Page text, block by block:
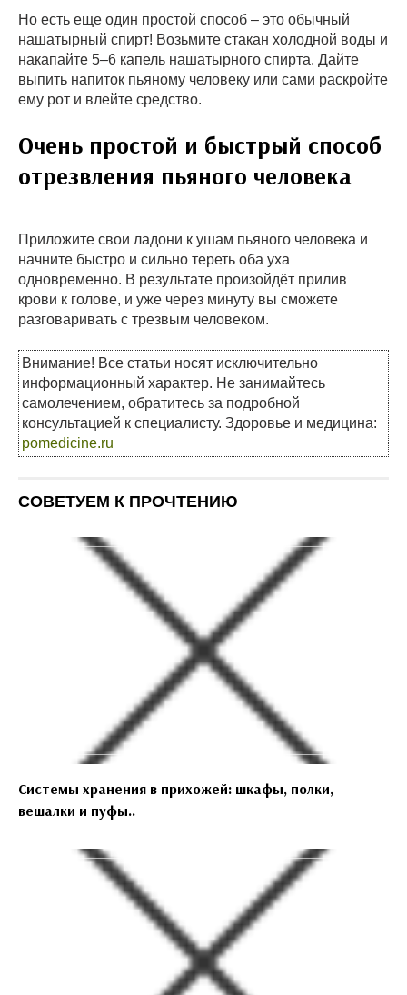
Но есть еще один простой способ – это обычный
нашатырный спирт! Возьмите стакан холодной воды и
накапайте 5–6 капель нашатырного спирта. Дайте
выпить напиток пьяному человеку или сами раскройте
ему рот и влейте средство.
Очень простой и быстрый способ
отрезвления пьяного человека
Приложите свои ладони к ушам пьяного человека и
начните быстро и сильно тереть оба уха
одновременно. В результате произойдёт прилив
крови к голове, и уже через минуту вы сможете
разговаривать с трезвым человеком.
Внимание! Все статьи носят исключительно
информационный характер. Не занимайтесь
самолечением, обратитесь за подробной
консультацией к специалисту. Здоровье и медицина:
pomedicine.ru
СОВЕТУЕМ К ПРОЧТЕНИЮ
Системы хранения в прихожей: шкафы, полки,
вешалки и пуфы..